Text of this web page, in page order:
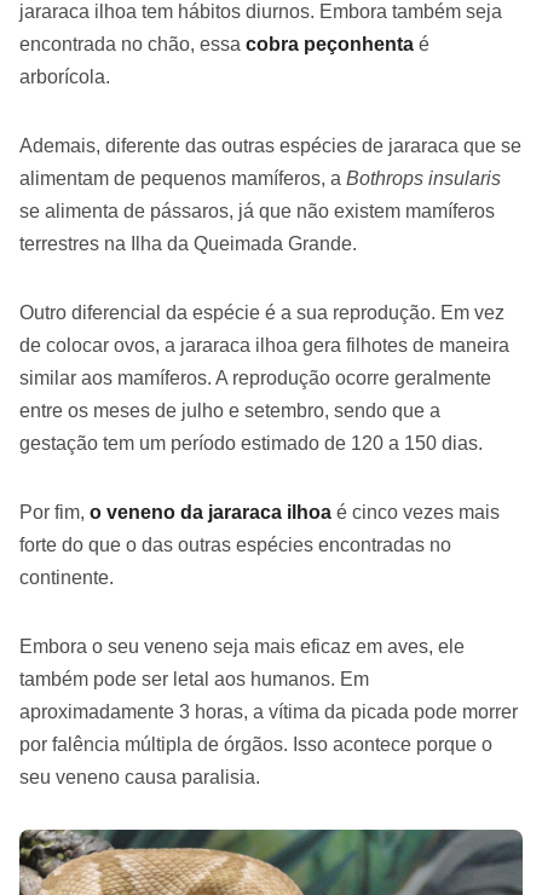
jararaca ilhoa tem hábitos diurnos. Embora também seja
encontrada no chão, essa cobra peçonhenta é
arborícola.
Ademais, diferente das outras espécies de jararaca que se
alimentam de pequenos mamíferos, a Bothrops insularis
se alimenta de pássaros, já que não existem mamíferos
terrestres na Ilha da Queimada Grande.
Outro diferencial da espécie é a sua reprodução. Em vez
de colocar ovos, a jararaca ilhoa gera filhotes de maneira
similar aos mamíferos. A reprodução ocorre geralmente
entre os meses de julho e setembro, sendo que a
gestação tem um período estimado de 120 a 150 dias.
Por fim, o veneno da jararaca ilhoa é cinco vezes mais
forte do que o das outras espécies encontradas no
continente.
Embora o seu veneno seja mais eficaz em aves, ele
também pode ser letal aos humanos. Em
aproximadamente 3 horas, a vítima da picada pode morrer
por falência múltipla de órgãos. Isso acontece porque o
seu veneno causa paralisia.